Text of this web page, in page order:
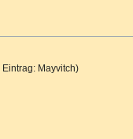
Eintrag: Mayvitch)